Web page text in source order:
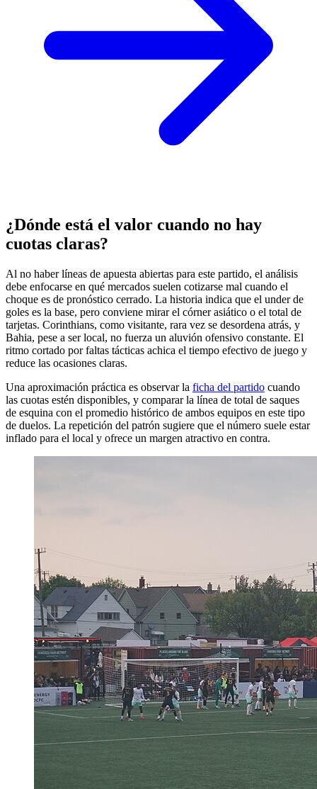
¿Dónde está el valor cuando no hay
cuotas claras?
Al no haber líneas de apuesta abiertas para este partido, el análisis
debe enfocarse en qué mercados suelen cotizarse mal cuando el
choque es de pronóstico cerrado. La historia indica que el under de
goles es la base, pero conviene mirar el córner asiático o el total de
tarjetas. Corinthians, como visitante, rara vez se desordena atrás, y
Bahia, pese a ser local, no fuerza un aluvión ofensivo constante. El
ritmo cortado por faltas tácticas achica el tiempo efectivo de juego y
reduce las ocasiones claras.
Una aproximación práctica es observar la ficha del partido cuando
las cuotas estén disponibles, y comparar la línea de total de saques
de esquina con el promedio histórico de ambos equipos en este tipo
de duelos. La repetición del patrón sugiere que el número suele estar
inflado para el local y ofrece un margen atractivo en contra.